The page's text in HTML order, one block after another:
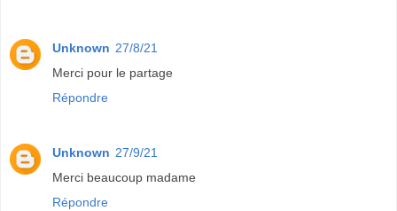
Unknown 27/8/21
Merci pour le partage
Répondre
Unknown 27/9/21
Merci beaucoup madame
Répondre